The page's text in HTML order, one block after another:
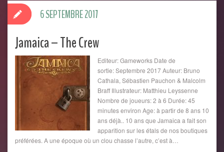
Jamaica – The Crew
Editeur: Gameworks Date de
sortie: Septembre 2017 Auteur: Bruno
Cathala, Sébastien Pauchon & Malcolm
Braff Illustrateur: Matthieu Leyssenne
Nombre de joueurs: 2 à 6 Durée: 45
minutes environ Age: à partir de 8 ans 10
ans déjà.. 10 ans que Jamaica a fait son
apparition sur les étals de nos boutiques
préférées. A une époque où un clou chasse l’autre, c’est à…
6 SEPTEMBRE 2017